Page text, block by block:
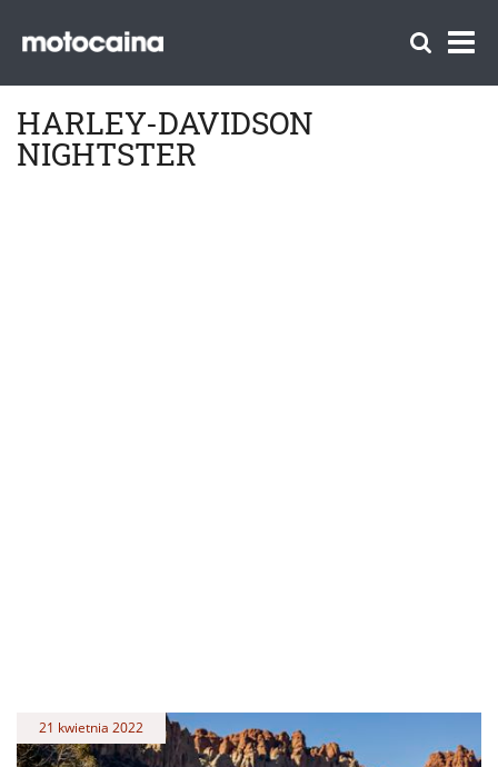
HARLEY-DAVIDSON
NIGHTSTER
21 kwietnia 2022